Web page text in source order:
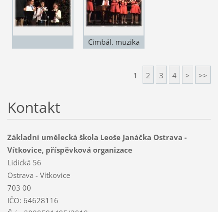
Cimbál. muzika
1 2 3 4 > >>
Kontakt
Základní umělecká škola Leoše Janáčka Ostrava -
Vítkovice, příspěvková organizace
Lidická 56
Ostrava - Vítkovice
703 00
IČO: 64628116